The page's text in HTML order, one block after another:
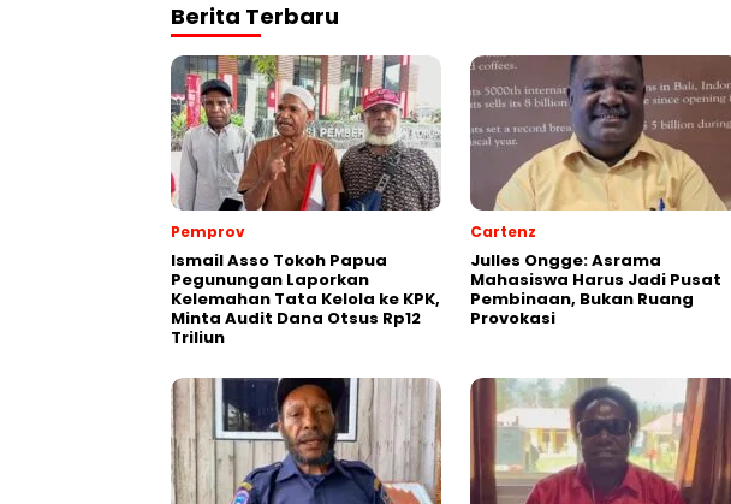
Berita Terbaru
Pemprov
Ismail Asso Tokoh Papua
Pegunungan Laporkan
Kelemahan Tata Kelola ke KPK,
Minta Audit Dana Otsus Rp12
Triliun
Cartenz
Julles Ongge: Asrama
Mahasiswa Harus Jadi Pusat
Pembinaan, Bukan Ruang
Provokasi